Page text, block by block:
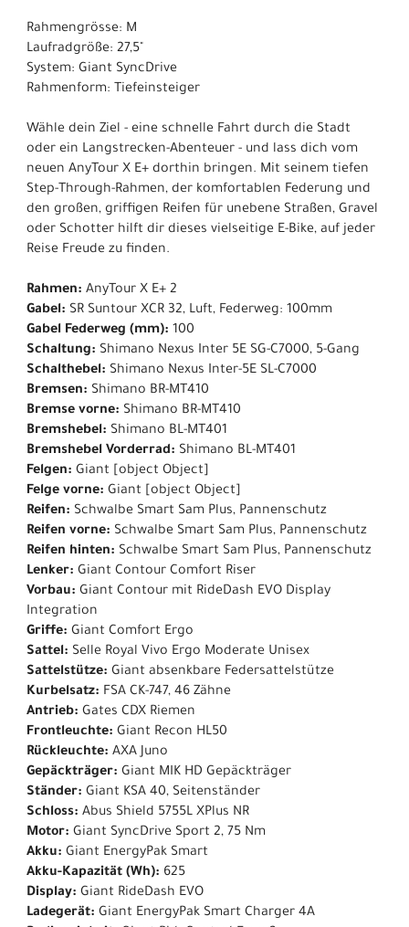
Rahmengrösse: M
Laufradgröße: 27,5"
System: Giant SyncDrive
Rahmenform: Tiefeinsteiger
Wähle dein Ziel - eine schnelle Fahrt durch die Stadt
oder ein Langstrecken-Abenteuer - und lass dich vom
neuen AnyTour X E+ dorthin bringen. Mit seinem tiefen
Step-Through-Rahmen, der komfortablen Federung und
den großen, griffigen Reifen für unebene Straßen, Gravel
oder Schotter hilft dir dieses vielseitige E-Bike, auf jeder
Reise Freude zu finden.
Rahmen: AnyTour X E+ 2
Gabel: SR Suntour XCR 32, Luft, Federweg: 100mm
Gabel Federweg (mm): 100
Schaltung: Shimano Nexus Inter 5E SG-C7000, 5-Gang
Schalthebel: Shimano Nexus Inter-5E SL-C7000
Bremsen: Shimano BR-MT410
Bremse vorne: Shimano BR-MT410
Bremshebel: Shimano BL-MT401
Bremshebel Vorderrad: Shimano BL-MT401
Felgen: Giant [object Object]
Felge vorne: Giant [object Object]
Reifen: Schwalbe Smart Sam Plus, Pannenschutz
Reifen vorne: Schwalbe Smart Sam Plus, Pannenschutz
Reifen hinten: Schwalbe Smart Sam Plus, Pannenschutz
Lenker: Giant Contour Comfort Riser
Vorbau: Giant Contour mit RideDash EVO Display
Integration
Griffe: Giant Comfort Ergo
Sattel: Selle Royal Vivo Ergo Moderate Unisex
Sattelstütze: Giant absenkbare Federsattelstütze
Kurbelsatz: FSA CK-747, 46 Zähne
Antrieb: Gates CDX Riemen
Frontleuchte: Giant Recon HL50
Rückleuchte: AXA Juno
Gepäckträger: Giant MIK HD Gepäckträger
Ständer: Giant KSA 40, Seitenständer
Schloss: Abus Shield 5755L XPlus NR
Motor: Giant SyncDrive Sport 2, 75 Nm
Akku: Giant EnergyPak Smart
Akku-Kapazität (Wh): 625
Display: Giant RideDash EVO
Ladegerät: Giant EnergyPak Smart Charger 4A